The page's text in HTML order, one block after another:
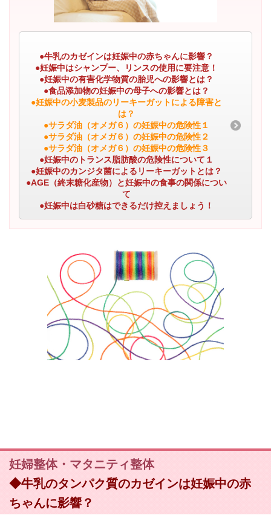
●牛乳のカゼインは妊娠中の赤ちゃんに影響？
●妊娠中はシャンプー、リンスの使用に要注意！
●妊娠中の有害化学物質の胎児への影響とは？
●食品添加物の妊娠中の母子への影響とは？
●妊娠中の小麦製品のリーキーガットによる障害と
は？
●サラダ油（オメガ６）の妊娠中の危険性１
●サラダ油（オメガ６）の妊娠中の危険性２
●サラダ油（オメガ６）の妊娠中の危険性３
●妊娠中のトランス脂肪酸の危険性について１
●妊娠中のカンジタ菌によるリーキーガットとは？
●AGE（終末糖化産物）と妊娠中の食事の関係につい
て
●妊娠中は白砂糖はできるだけ控えましょう！
妊婦整体・マタニティ整体
◆牛乳のタンパク質のカゼインは妊娠中の赤
ちゃんに影響？